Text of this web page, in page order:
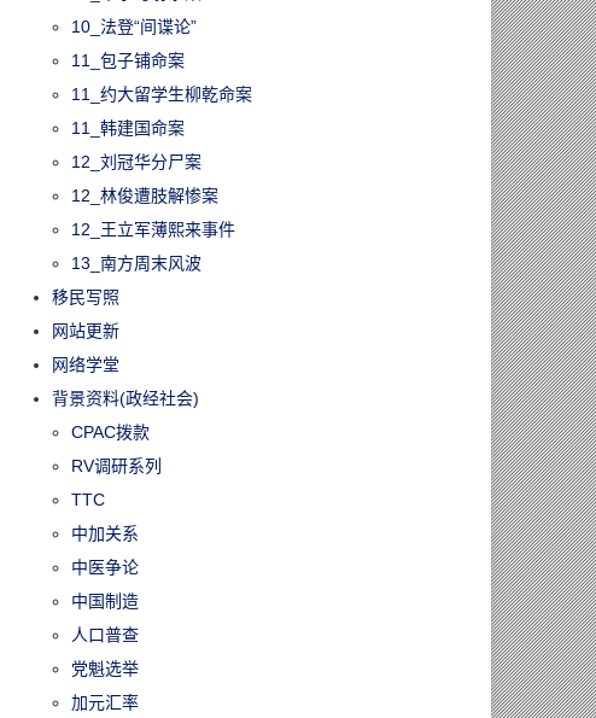
10_法登“间谍论”
11_包子铺命案
11_约大留学生柳乾命案
11_韩建国命案
12_刘冠华分尸案
12_林俊遭肢解惨案
12_王立军薄熙来事件
13_南方周末风波
移民写照
网站更新
网络学堂
背景资料(政经社会)
CPAC拨款
RV调研系列
TTC
中加关系
中医争论
中国制造
人口普查
党魁选举
加元汇率